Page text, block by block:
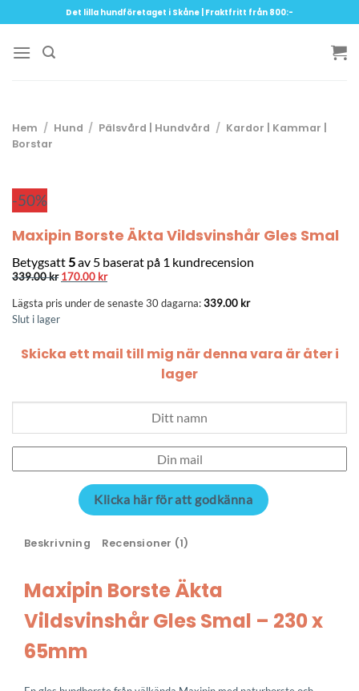
to
content
Det lilla hundföretaget i Skåne | Fraktfritt från 800:-
Hem / Hund / Pälsvård | Hundvård / Kardor | Kammar |
Borstar
-50%
Maxipin Borste Äkta Vildsvinshår Gles Smal
Betygsatt 5av 5 baserat på 1 kundrecension
339.00kr Det
ursprungliga
var:
170.00 krDet
nuvarande
är:
Lägsta pris under de senaste 30 dagarna:339.00 kr
Slut i lager
Skicka ett mail till mig när denna vara är åter i
lager
Klicka här för att godkänna
Beskrivning Recensioner (1)
Maxipin Borste Äkta
Vildsvinshår Gles Smal – 230 x
65mm